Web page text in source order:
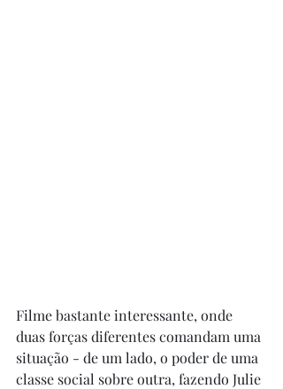
Filme bastante interessante, onde
duas forças diferentes comandam uma
situação - de um lado, o poder de uma
classe social sobre outra, fazendo Julie